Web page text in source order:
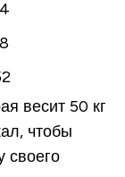
весит 50 кг
чтобы
своего